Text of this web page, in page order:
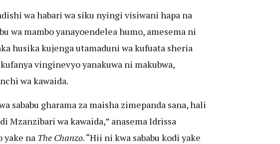
wa habari wa siku nyingi visiwani hapa na
wa mambo yanayoendelea humo, amesema ni
husika kujenga utamaduni wa kufuata sheria
vinginevyo yanakuwa ni makubwa,
wa kawaida.
sababu gharama za maisha zimepanda sana, hali
Mzanzibari wa kawaida,” anasema Idrissa
yake na The Chanzo. “Hii ni kwa sababu kodi yake